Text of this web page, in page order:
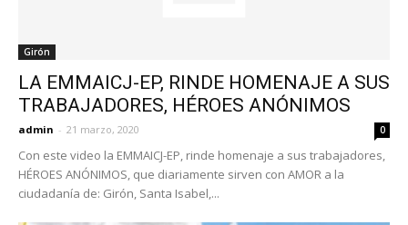
Girón
LA EMMAICJ-EP, RINDE HOMENAJE A SUS
TRABAJADORES, HÉROES ANÓNIMOS
admin - 21 marzo, 2020 0
Con este video la EMMAICJ-EP, rinde homenaje a sus trabajadores,
HÉROES ANÓNIMOS, que diariamente sirven con AMOR a la
ciudadanía de: Girón, Santa Isabel,...